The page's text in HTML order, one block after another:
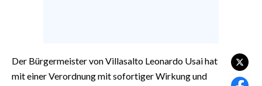
#CARAUNIONE
Der Bürgermeister von Villasalto Leonardo Usai hat
mit einer Verordnung mit sofortiger Wirkung und